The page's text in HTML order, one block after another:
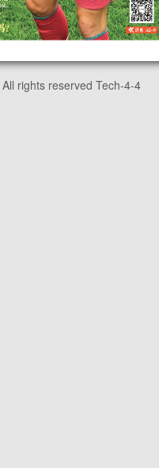
All rights reserved Tech-4-4